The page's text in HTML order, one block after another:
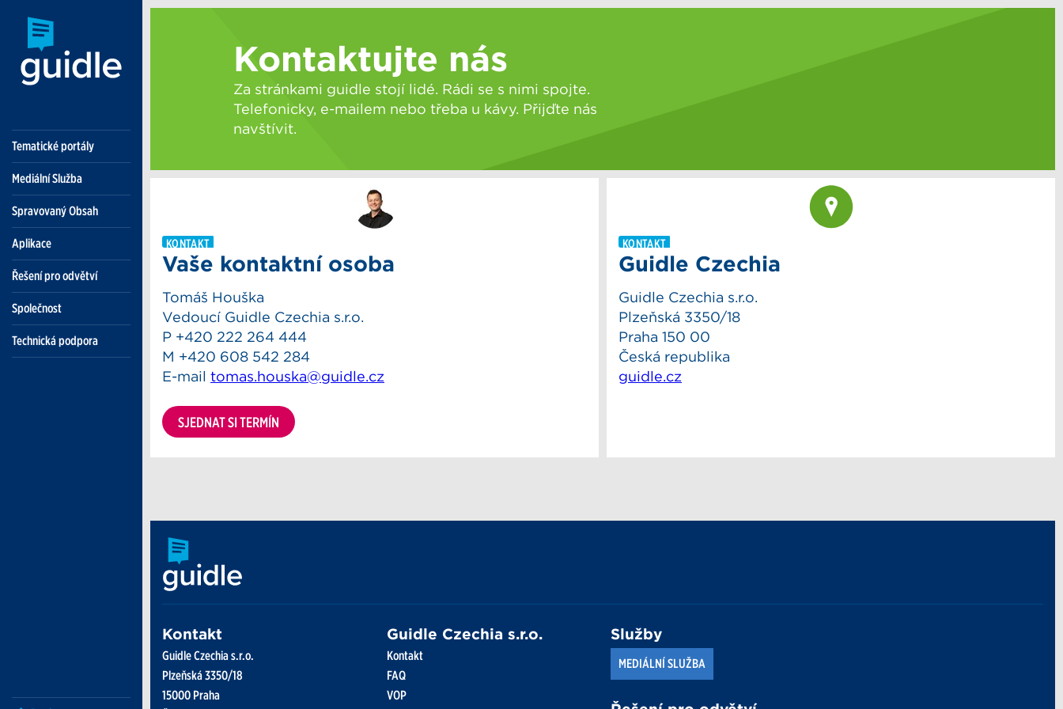
Tematické portály
Mediální Služba
Spravovaný Obsah
Aplikace
Řešení pro odvětví
Společnost
Technická podpora